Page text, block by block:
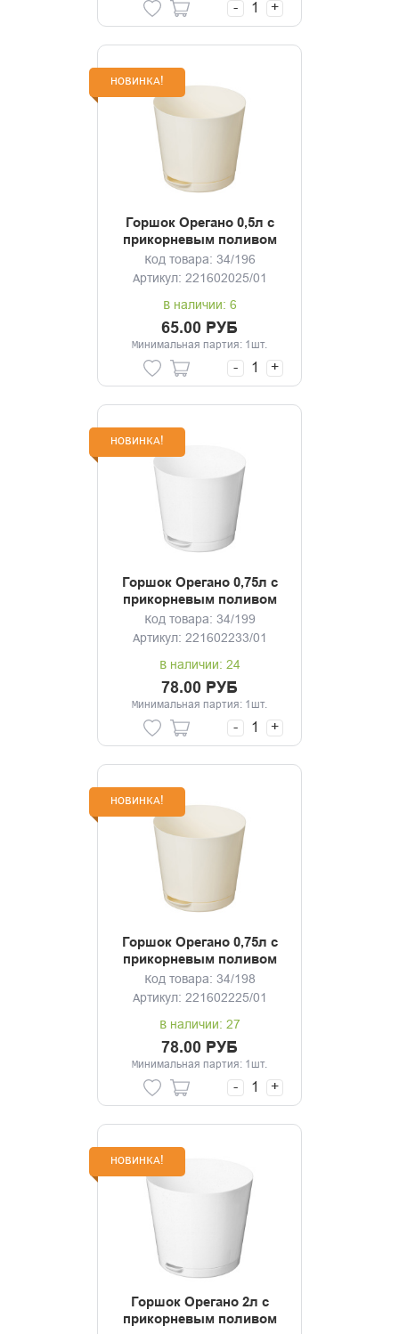
- +
НОВИНКА!
Горшок Орегано 0,5л с
прикорневым поливом
(светло-бежевый)
Код товара: 34/196
Артикул: 221602025/01
В наличии: 6
65.00 РУБ
Минимальная партия: 1шт.
- +
НОВИНКА!
Горшок Орегано 0,75л с
прикорневым поливом
(мраморный)
Код товара: 34/199
Артикул: 221602233/01
В наличии: 24
78.00 РУБ
Минимальная партия: 1шт.
- +
НОВИНКА!
Горшок Орегано 0,75л с
прикорневым поливом
(светло-бежевый)
Код товара: 34/198
Артикул: 221602225/01
В наличии: 27
78.00 РУБ
Минимальная партия: 1шт.
- +
НОВИНКА!
Горшок Орегано 2л с
прикорневым поливом